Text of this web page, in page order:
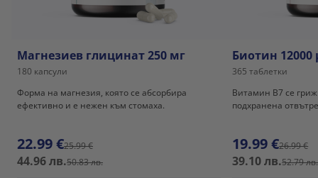
Магнезиев глицинат 250 мг
180 капсули
Форма на магнезия, която се абсорбира
ефективно и е нежен към стомаха.
22.99 €25.99 €
44.96 лв.50.83 лв.
Биотин 12000
365 таблетки
Витамин В7 се
подхранена
19.99 €26.99 €
39.10 лв.52.79 лв.